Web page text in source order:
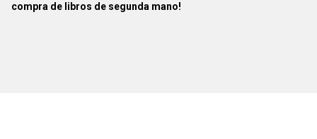
compra de libros de segunda mano!